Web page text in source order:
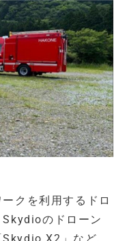
クを利用するドロ
のドローン